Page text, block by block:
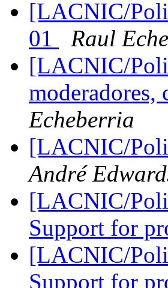
[LACNIC/
01
Raul
[LACNIC/
Echeberria
[LACNIC/
André
[LACNIC/
Support for
[LACNIC/
Support for